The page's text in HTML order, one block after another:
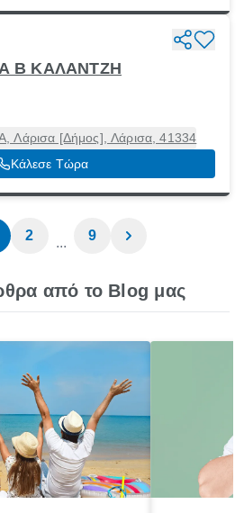
Β ΚΑΛΑΝΤΖΗ
Λάρισα [Δήμος], Λάρισα, 41334
Κάλεσε Τώρα
2 ... 9
από το Blog μας